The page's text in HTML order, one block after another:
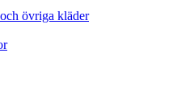
övriga kläder